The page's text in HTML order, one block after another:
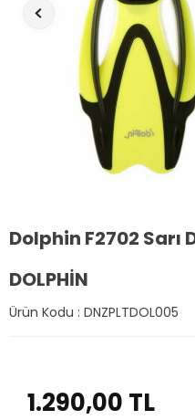
Dolphin F2702 Sarı
DOLPHIN
Ürün Kodu : DNZPLTDOL005
1.290,00 TL